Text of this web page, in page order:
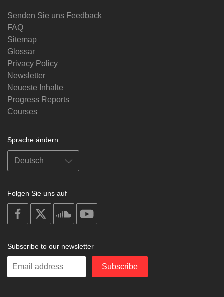
Senden Sie uns Feedback
FAQ
Sitemap
Glossar
Privacy Policy
Newsletter
Neueste Inhalte
Progress Reports
Courses
Sprache ändern
Folgen Sie uns auf
on
facebook
soundcloud
Subscribe to our newsletter
Enter
Subscribe